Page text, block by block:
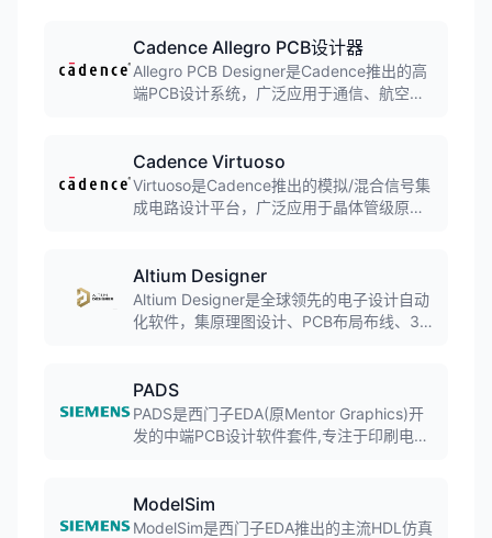
Cadence Allegro PCB设计器
Allegro PCB Designer是Cadence推出的高
端PCB设计系统，广泛应用于通信、航空航
输出的完整设计流程，是企业级PCB设计的
首选工具。
Cadence Virtuoso
Virtuoso是Cadence推出的模拟/混合信号集
成电路设计平台，广泛应用于晶体管级原理
图实现的全流程，是模拟IC设计师必备的
EDA工具。
Altium Designer
Altium Designer是全球领先的电子设计自动
化软件，集原理图设计、PCB布局布线、3D
目，广泛应用于消费电子、工业控制、汽车
电子等领域。
PADS
PADS是西门子EDA(原Mentor Graphics)开
发的中端PCB设计软件套件,专注于印刷电路
流程化设计著称,在企业环境中应用广泛。
ModelSim
ModelSim是西门子EDA推出的主流HDL仿真